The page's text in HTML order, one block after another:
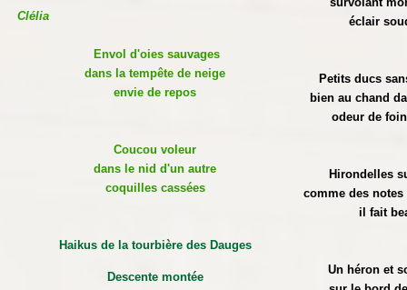
Clélia
Envol d'oies sauvages
dans la tempête de neige
envie de repos
Coucou voleur
dans le nid d'un autre
coquilles cassées
Haikus de la tourbière des Dauges
Descente montée
éclair
Petits ducs
bien au chand
odeur de
Hirondelles
comme des
il fait
Un héron et